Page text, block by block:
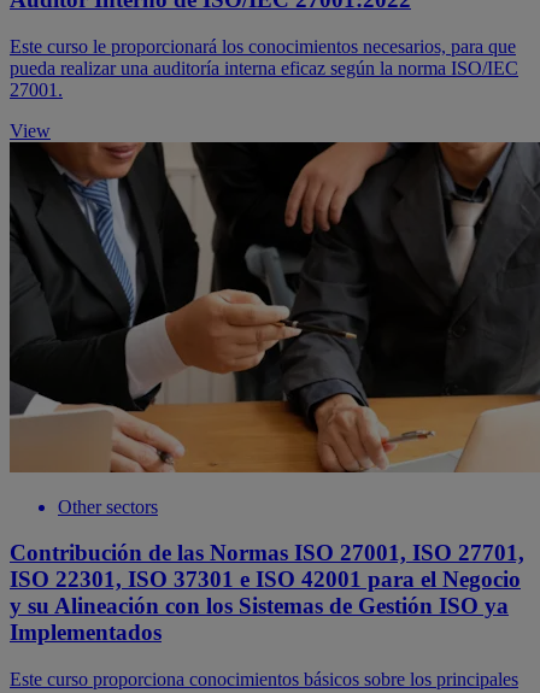
Este curso le proporcionará los conocimientos necesarios, para que
pueda realizar una auditoría interna eficaz según la norma ISO/IEC
27001.
View
Other sectors
Contribución de las Normas ISO 27001, ISO 27701,
ISO 22301, ISO 37301 e ISO 42001 para el Negocio
y su Alineación con los Sistemas de Gestión ISO ya
Implementados
Este curso proporciona conocimientos básicos sobre los principales